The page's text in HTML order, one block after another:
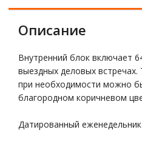
Описание
Внутренний блок включает
выездных деловых
при необходимости можно
благородном коричневом
Датированный